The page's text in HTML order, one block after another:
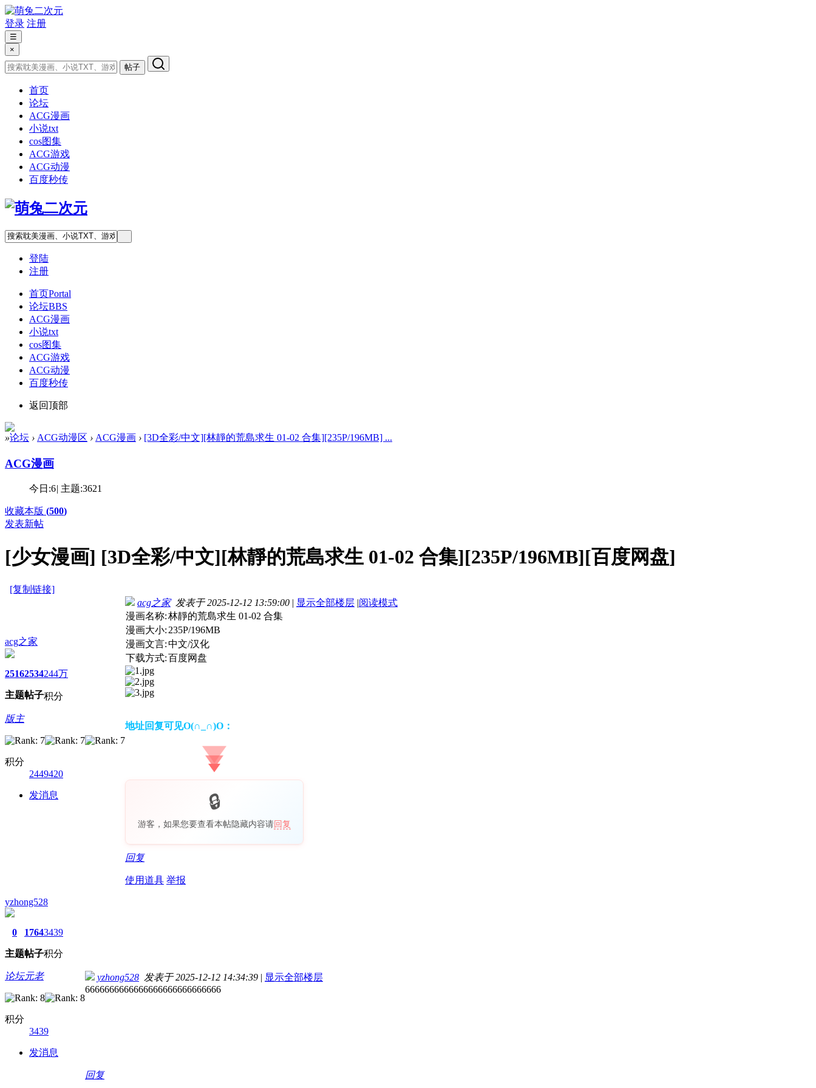
登录 注册
☰
×
帖子
首页
论坛
ACG漫画
小说txt
cos图集
ACG游戏
ACG动漫
百度秒传
登陆
注册
首页Portal
论坛BBS
ACG漫画
小说txt
cos图集
ACG游戏
ACG动漫
百度秒传
返回顶部
»论坛 › ACG动漫区 › ACG漫画 › [3D全彩/中文][林靜的荒島求生 01-02 合集][235P/196MB] ...
ACG漫画
今日:6| 主题:3621
收藏本版 (500)
发表新帖
[少女漫画] [3D全彩/中文][林靜的荒島求生 01-02 合集][235P/196MB][百度网盘]
[复制链接]
acg之家
2516
主题
2534
帖子
244万
积分
版主
积分
2449420
发消息
acg之家发表于 2025-12-12 13:59:00 | 显示全部楼层 |阅读模式
漫画名称:林靜的荒島求生 01-02 合集
漫画大小: 235P/196MB
漫画文言:中文/汉化
下载方式:百度网盘
地址回复可见O(∩_∩)O：
游客，如果您要查看本帖隐藏内容请回复
回复
使用道具 举报
yzhong528
0
主题
1764
帖子
3439
积分
论坛元老
积分
3439
发消息
yzhong528 发表于 2025-12-12 14:34:39 | 显示全部楼层
6666666666666666666666666666
回复